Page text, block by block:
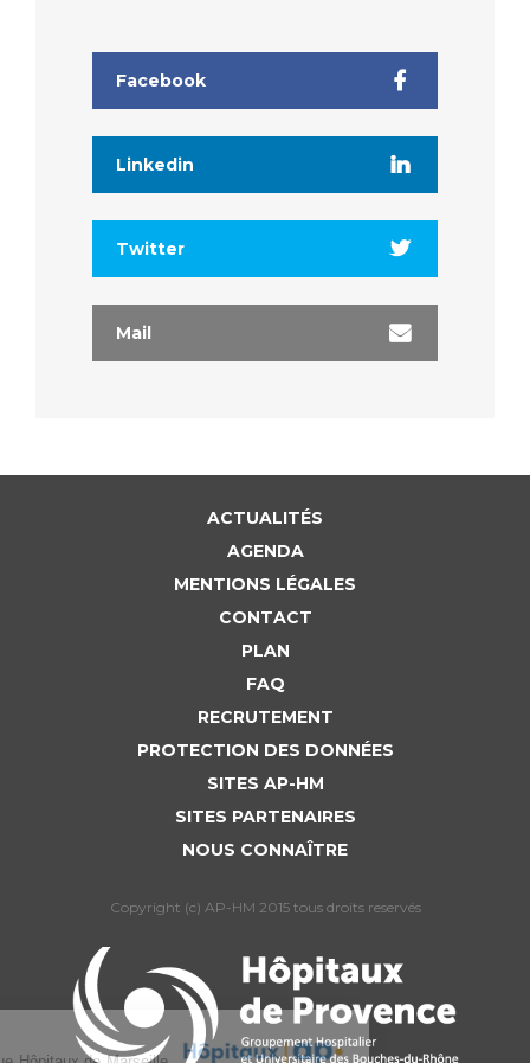
Facebook
Linkedin
Twitter
Mail
ACTUALITÉS
AGENDA
MENTIONS LÉGALES
CONTACT
PLAN
FAQ
RECRUTEMENT
PROTECTION DES DONNÉES
SITES AP-HM
SITES PARTENAIRES
NOUS CONNAÎTRE
Copyright (c) AP-HM 2015 tous droits reservés